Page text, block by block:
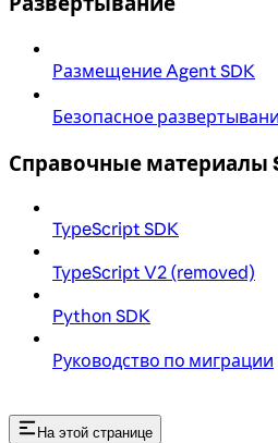
Размещение Agent SDK
Безопасное
Справочные материалы
TypeScript SDK
TypeScript V2 (removed)
Python SDK
Руководство по миграции
На этой странице